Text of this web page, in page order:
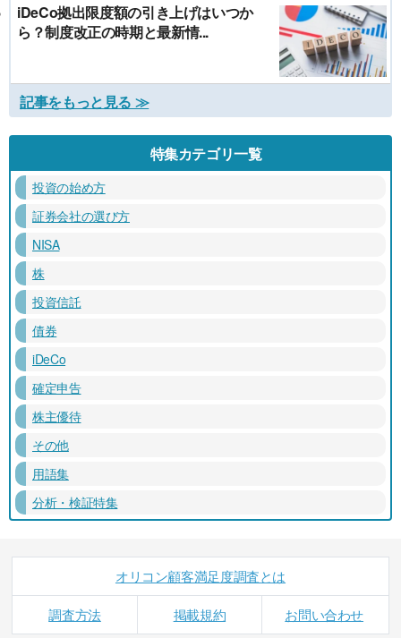
iDeCo拠出限度額の引き上げはいつか
ら？制度改正の時期と最新情...
記事をもっと見る ≫
特集カテゴリ一覧
投資の始め方
証券会社の選び方
NISA
株
投資信託
債券
iDeCo
確定申告
株主優待
その他
用語集
分析・検証特集
オリコン顧客満足度調査とは
調査方法 掲載規約 お問い合わせ